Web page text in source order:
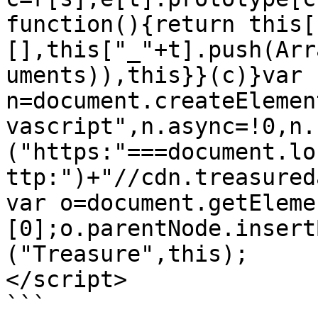
function(){return
uments)),this}}(c)}var
ttp:")+"//
var
("Treasure",this);
</script>
```